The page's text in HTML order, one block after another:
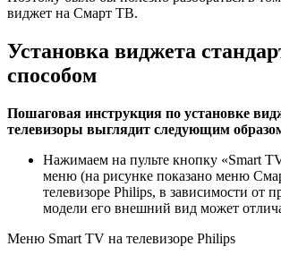
виджет на Смарт ТВ.
Установка виджета
способом
Пошаговая инструкция по установке
телевизоры выглядит следующим
Нажимаем на пульте кнопку «Smart
меню (на рисунке показано меню
телевизоре Philips, в зависимости от
модели его внешний вид может
Меню Smart TV на телевизоре Philips